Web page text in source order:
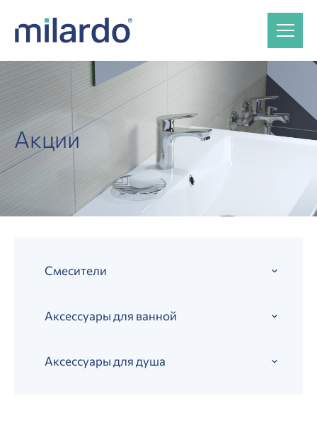
Акции
Смесители
Аксессуары для ванной
Аксессуары для душа